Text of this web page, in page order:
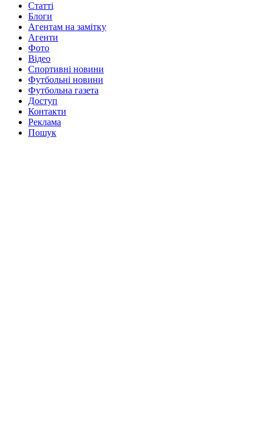
Статті
Блоги
Агентам на замітку
Агенти
Фото
Відео
Спортивні новини
Футбольні новини
Футбольна газета
Доступ
Контакти
Реклама
Пошук